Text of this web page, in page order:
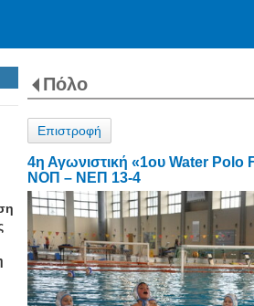
Πόλο
Επιστροφή
4η Αγωνιστική «1ου Water Polo
ΝΟΠ – ΝΕΠ 13-4